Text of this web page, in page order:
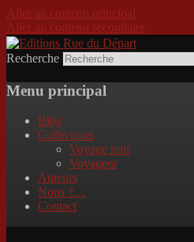
Aller au contenu principal
Aller au contenu secondaire
Editions Rue du
Incitation au voyage,
poème.
Recherche
Menu principal
Blog
Collections
Voyage noir
Voyageur
Auteurs
Nous ?…
Contact